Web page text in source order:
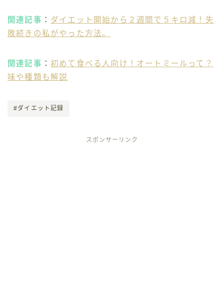
関連記事 ： ダイエット開始から２週間で５キロ減！失
敗続きの私がやった方法。
関連記事 ：初めて食べる人向け！オートミールって？
味や種類も解説
#ダイエット記録
スポンサーリンク